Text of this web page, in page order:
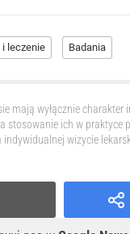
leczenie Badania
mają wyłącznie charakter
stosowanie ich w praktyce
wizycie